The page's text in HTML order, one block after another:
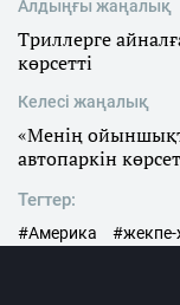
Алдыңғы жаңалық
Триллерге
көрсетті
Келесі жаңалық
«Менің
автопаркін
Тегтер:
#Америка